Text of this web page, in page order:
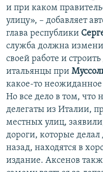
и при каком
улицу», – добавляет
глава республики
служба должна
своей работе и
итальянцы при
какое-то
Но все дело в том,
делегаты из Италии,
местных улиц,
дороги, которые делал
назад, находятся в
издание. Аксенов